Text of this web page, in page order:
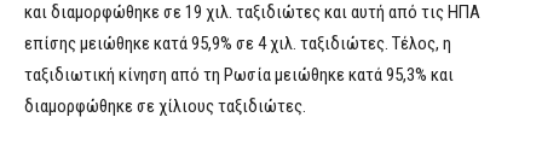
και διαμορφώθηκε σε 19 χιλ. ταξιδιώτες και αυτή από τις ΗΠΑ
επίσης μειώθηκε κατά 95,9% σε 4 χιλ. ταξιδιώτες. Τέλος, η
ταξιδιωτική κίνηση από τη Ρωσία μειώθηκε κατά 95,3% και
διαμορφώθηκε σε χίλιους ταξιδιώτες.